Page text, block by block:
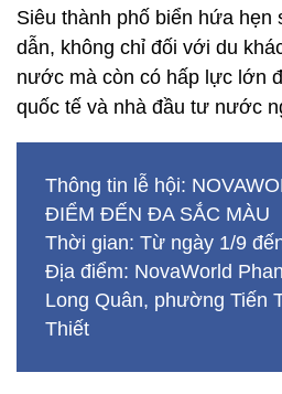
Siêu thành phố biển hứa hẹn
dẫn, không chỉ đối với du
nước mà còn có hấp lực lớn
quốc tế và nhà đầu tư nước
Thông tin lễ hội:
ĐIỂM ĐẾN ĐA SẮC MÀU
Thời gian: Từ ngày 1/9
Địa điểm: NovaWorld
Long Quân, phường Tiến
Thiết